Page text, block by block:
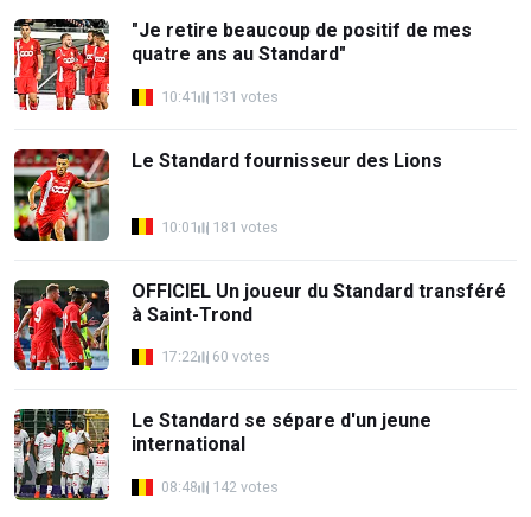
"Je retire beaucoup de positif de mes
quatre ans au Standard"
10:41 131 votes
Le Standard fournisseur des Lions
10:01 181 votes
OFFICIEL Un joueur du Standard transféré
à Saint-Trond
17:22 60 votes
Le Standard se sépare d'un jeune
international
08:48 142 votes